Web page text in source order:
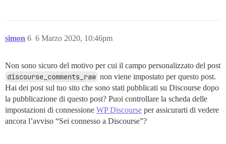
simon 6 Marzo 2020, 10:46pm
6
Non sono sicuro del motivo per cui il campo personalizzato del post
discourse_comments_raw non viene impostato per questo post.
Hai dei post sul tuo sito che sono stati pubblicati su Discourse dopo
la pubblicazione di questo post? Puoi controllare la scheda delle
impostazioni di connessione WP Discourse per assicurarti di vedere
ancora l’avviso “Sei connesso a Discourse”?